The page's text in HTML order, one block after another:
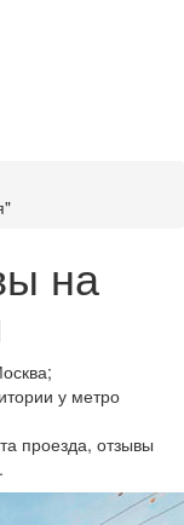
на
у метро
проезда, отзывы